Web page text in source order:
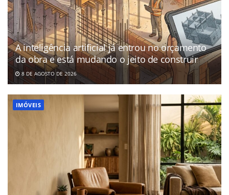
A inteligência artificial já entrou no orçamento
da obra e está mudando o jeito de construir
8 DE AGOSTO DE 2026
IMÓVEIS